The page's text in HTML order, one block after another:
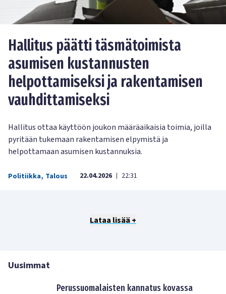
Hallitus päätti täsmätoimista
asumisen kustannusten
helpottamiseksi ja rakentamisen
vauhdittamiseksi
Hallitus ottaa käyttöön joukon määräaikaisia toimia, joilla
pyritään tukemaan rakentamisen elpymistä ja
helpottamaan asumisen kustannuksia.
Politiikka, Talous 22.04.2026 | 22:31
Lataa lisää +
Uusimmat
Perussuomalaisten kannatus kovassa